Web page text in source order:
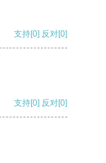
支持[0] 反对[0]
支持[0] 反对[0]